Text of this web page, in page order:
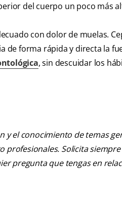
del cuerpo un poco más
con dolor de muelas.
de forma rápida y directa la
, sin descuidar los
el conocimiento de temas
Solicita
pregunta que tengas en